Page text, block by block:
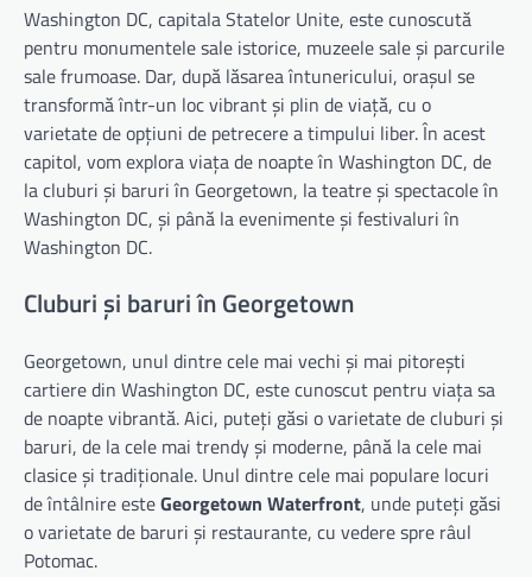
Washington DC, capitala Statelor Unite, este cunoscută
pentru monumentele sale istorice, muzeele sale și parcurile
sale frumoase. Dar, după lăsarea întunericului, orașul se
transformă într-un loc vibrant și plin de viață, cu o
varietate de opțiuni de petrecere a timpului liber. În acest
capitol, vom explora viața de noapte în Washington DC, de
la cluburi și baruri în Georgetown, la teatre și spectacole în
Washington DC, și până la evenimente și festivaluri în
Washington DC.
Cluburi și baruri în Georgetown
Georgetown, unul dintre cele mai vechi și mai pitorești
cartiere din Washington DC, este cunoscut pentru viața sa
de noapte vibrantă. Aici, puteți găsi o varietate de cluburi și
baruri, de la cele mai trendy și moderne, până la cele mai
clasice și tradiționale. Unul dintre cele mai populare locuri
de întâlnire esteGeorgetown Waterfront, unde puteți găsi
o varietate de baruri și restaurante, cu vedere spre râul
Potomac.